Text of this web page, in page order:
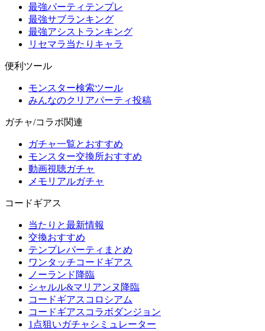
最強パーティテンプレ
最強サブランキング
最強アシストランキング
リセマラ当たりキャラ
便利ツール
モンスター検索ツール
みんなのクリアパーティ投稿
ガチャ/コラボ関連
ガチャ一覧とおすすめ
モンスター交換所おすすめ
動画視聴ガチャ
メモリアルガチャ
コードギアス
当たりと最新情報
交換おすすめ
テンプレパーティまとめ
ワンタッチコードギアス
ノーランド降臨
シャルル&マリアンヌ降臨
コードギアスコロシアム
コードギアスコラボダンジョン
1点狙いガチャシミュレーター